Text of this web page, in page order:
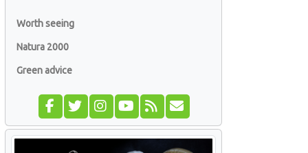
Worth seeing
Natura 2000
Green advice